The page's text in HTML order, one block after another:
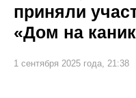
приняли
«Дом на
1 сентября 2025 года, 21:38